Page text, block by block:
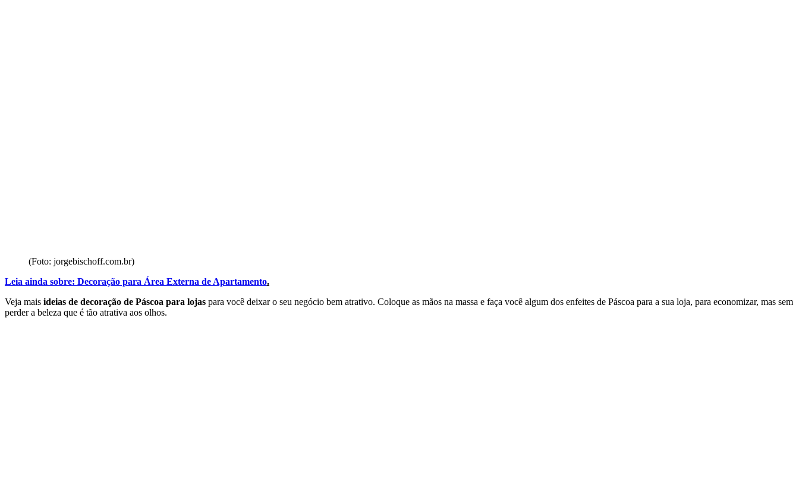
(Foto: jorgebischoff.com.br)
Leia ainda sobre: Decoração para Área Externa de Apartamento.
Veja mais ideias de decoração de Páscoa para lojas para você deixar o seu negócio bem atrativo. Coloque as mãos na massa e faça você algum dos enfeites de Páscoa para a sua loja, para economizar, mas sem
perder a beleza que é tão atrativa aos olhos.